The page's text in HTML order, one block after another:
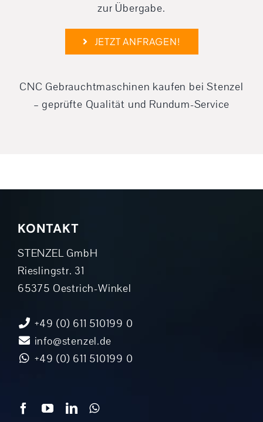
zur Übergabe.
JETZT ANFRAGEN!
CNC Gebraucht­maschinen kaufen bei Stenzel
– geprüfte Qualität und Rundum-Service
KONTAKT
STENZEL GmbH
Rieslingstr. 31
65375 Oestrich-Winkel
+49 (0) 611 510199 0
info@stenzel.de
+49 (0) 611 510199 0